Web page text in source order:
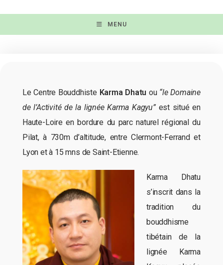
MENU
Le Centre Bouddhiste Karma Dhatu ou“le Domaine
de l’Activité de la lignée Karma Kagyu”est situé en
Haute-Loire en bordure du parc naturel régional du
Pilat, à 730m d’altitude, entre Clermont-Ferrand et
Lyon et à 15 mns de Saint-Etienne.
Karma Dhatu
s’inscrit dans la
tradition du
bouddhisme
tibétain de la
lignée Karma